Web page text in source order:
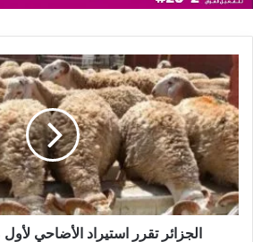
الجزائر تقرر استيراد الأضاحي لأول مرة